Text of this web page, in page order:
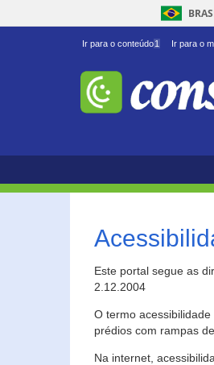
Ir para o conteúdo1 Ir para o
Este portal segue as
2.12.2004
O termo
prédios com rampas
Na internet,